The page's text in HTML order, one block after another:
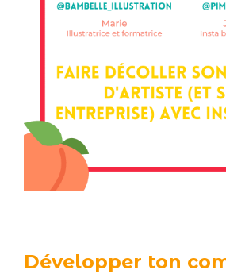
Développer ton